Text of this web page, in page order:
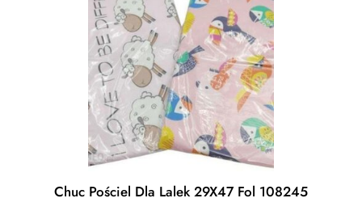
Chuc Pościel Dla Lalek 29X47 Fol 108245